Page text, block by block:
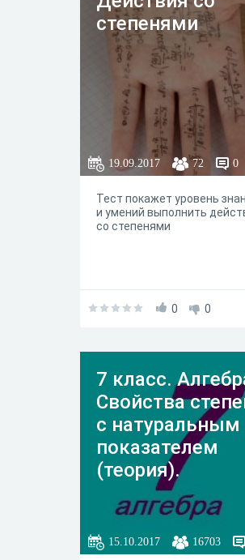
степенями
19.09.2017 72 0
Тест покажет уровень
и умений выполнить
со степенями
0 0
7 класс.
Свойства
с натуральным
показателем
(теория).
15.10.2017 16703